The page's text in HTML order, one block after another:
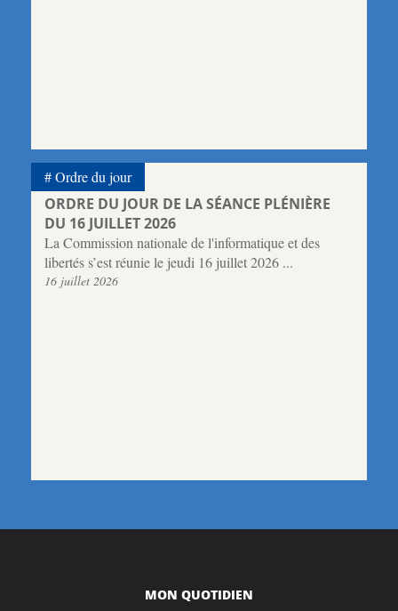
ORDRE DU JOUR DE LA SÉANCE PLÉNIÈRE
DU 16 JUILLET 2026
La Commission nationale de l'informatique et des
libertés s’est réunie le jeudi 16 juillet 2026 ...
16 juillet 2026
Ordre du jour
MON QUOTIDIEN